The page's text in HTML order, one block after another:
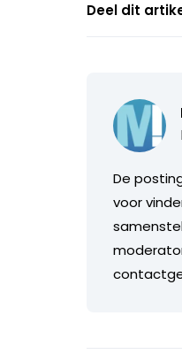
Deel dit
De
voor